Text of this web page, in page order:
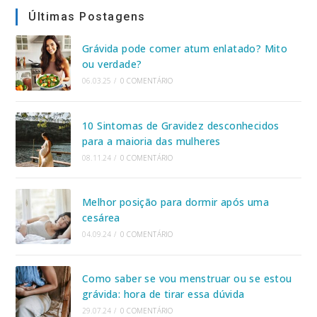
Últimas Postagens
Grávida pode comer atum enlatado? Mito
ou verdade?
06.03.25 / 0 COMENTÁRIO
10 Sintomas de Gravidez desconhecidos
para a maioria das mulheres
08.11.24 / 0 COMENTÁRIO
Melhor posição para dormir após uma
cesárea
04.09.24 / 0 COMENTÁRIO
Como saber se vou menstruar ou se estou
grávida: hora de tirar essa dúvida
29.07.24 / 0 COMENTÁRIO